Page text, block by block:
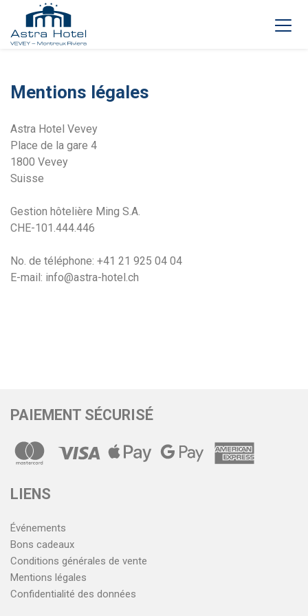
Mentions légales
Astra Hotel Vevey
Place de la gare 4
1800 Vevey
Suisse
Gestion hôtelière Ming S.A.
CHE-101.444.446
No. de téléphone: +41 21 925 04 04
E-mail: info@astra-hotel.ch
PAIEMENT SÉCURISÉ
LIENS
Événements
Bons cadeaux
Conditions générales de vente
Mentions légales
Confidentialité des données